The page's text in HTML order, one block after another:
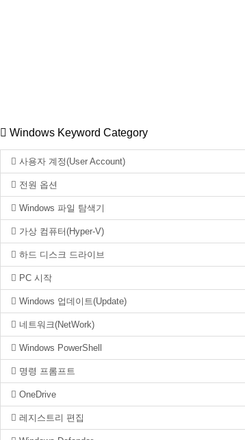
Windows Keyword Category
사용자 계정(User Account)
전원 옵션
Windows 파일 탐색기
가상 컴퓨터(Hyper-V)
하드 디스크 드라이브
PC 시작
Windows 업데이트(Update)
네트워크(NetWork)
Windows PowerShell
명령 프롬프트
OneDrive
레지스트리 편집